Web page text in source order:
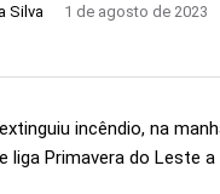
Silva 1 de agosto de 2023
incêndio, na
liga Primavera do Leste